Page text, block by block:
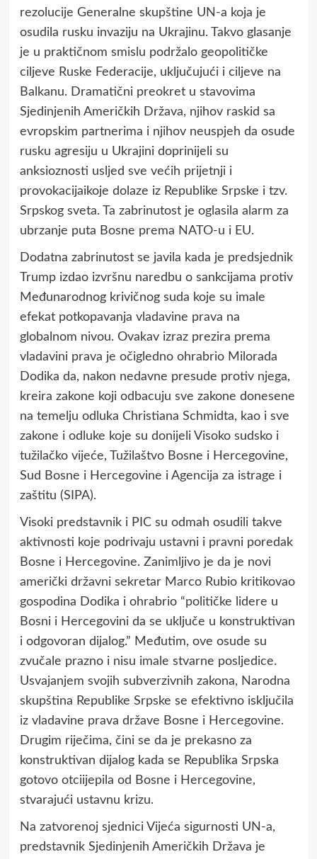
rezolucije Generalne skupštine UN-a koja je
osudila rusku invaziju na Ukrajinu. Takvo glasanje
je u praktičnom smislu podržalo geopolitičke
ciljeve Ruske Federacije, uključujući i ciljeve na
Balkanu. Dramatični preokret u stavovima
Sjedinjenih Američkih Država, njihov raskid sa
evropskim partnerima i njihov neuspjeh da osude
rusku agresiju u Ukrajini doprinijeli su
anksioznosti usljed sve većih prijetnji i
provokacijaikoje dolaze iz Republike Srpske i tzv.
Srpskog sveta. Ta zabrinutost je oglasila alarm za
ubrzanje puta Bosne prema NATO-u i EU.
Dodatna zabrinutost se javila kada je predsjednik
Trump izdao izvršnu naredbu o sankcijama protiv
Međunarodnog krivičnog suda koje su imale
efekat potkopavanja vladavine prava na
globalnom nivou. Ovakav izraz prezira prema
vladavini prava je očigledno ohrabrio Milorada
Dodika da, nakon nedavne presude protiv njega,
kreira zakone koji odbacuju sve zakone donesene
na temelju odluka Christiana Schmidta, kao i sve
zakone i odluke koje su donijeli Visoko sudsko i
tužilačko vijeće, Tužilaštvo Bosne i Hercegovine,
Sud Bosne i Hercegovine i Agencija za istrage i
zaštitu (SIPA).
Visoki predstavnik i PIC su odmah osudili takve
aktivnosti koje podrivaju ustavni i pravni poredak
Bosne i Hercegovine. Zanimljivo je da je novi
američki državni sekretar Marco Rubio kritikovao
gospodina Dodika i ohrabrio “političke lidere u
Bosni i Hercegovini da se uključe u konstruktivan
i odgovoran dijalog.” Međutim, ove osude su
zvučale prazno i nisu imale stvarne posljedice.
Usvajanjem svojih subverzivnih zakona, Narodna
skupština Republike Srpske se efektivno isključila
iz vladavine prava države Bosne i Hercegovine.
Drugim riječima, čini se da je prekasno za
konstruktivan dijalog kada se Republika Srpska
gotovo otciijepila od Bosne i Hercegovine,
stvarajući ustavnu krizu.
Na zatvorenoj sjednici Vijeća sigurnosti UN-a,
predstavnik Sjedinjenih Američkih Država je